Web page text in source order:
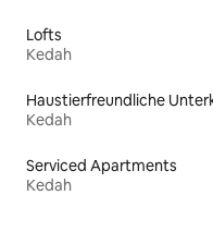
Lofts
Kedah
Kedah
Serviced Apartments
Kedah